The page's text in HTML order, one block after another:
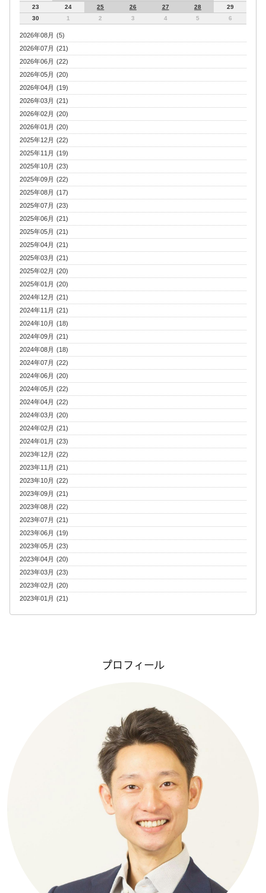
23 24 25 26 27 28
29
30
1 2 3 4 5 6
2026年08月 (5)
2026年07月 (21)
2026年06月 (22)
2026年05月 (20)
2026年04月 (19)
2026年03月 (21)
2026年02月 (20)
2026年01月 (20)
2025年12月 (22)
2025年11月 (19)
2025年10月 (23)
2025年09月 (22)
2025年08月 (17)
2025年07月 (23)
2025年06月 (21)
2025年05月 (21)
2025年04月 (21)
2025年03月 (21)
2025年02月 (20)
2025年01月 (20)
2024年12月 (21)
2024年11月 (21)
2024年10月 (18)
2024年09月 (21)
2024年08月 (18)
2024年07月 (22)
2024年06月 (20)
2024年05月 (22)
2024年04月 (22)
2024年03月 (20)
2024年02月 (21)
2024年01月 (23)
2023年12月 (22)
2023年11月 (21)
2023年10月 (22)
2023年09月 (21)
2023年08月 (22)
2023年07月 (21)
2023年06月 (19)
2023年05月 (23)
2023年04月 (20)
2023年03月 (23)
2023年02月 (20)
2023年01月 (21)
プロフィール